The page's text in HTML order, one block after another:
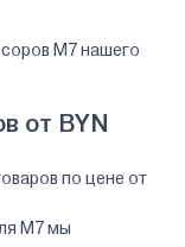
M7 нашего
от BYN
по цене от
M7 мы